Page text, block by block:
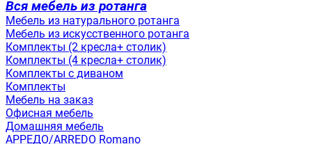
Вся мебель из ротанга
Мебель из натурального ротанга
Мебель из искусственного ротанга
Комплекты (2 кресла+ столик)
Комплекты (4 кресла+ столик)
Комплекты с диваном
Комплекты
Мебель на заказ
Офисная мебель
Домашняя мебель
АРРЕДО/ARREDO Romano